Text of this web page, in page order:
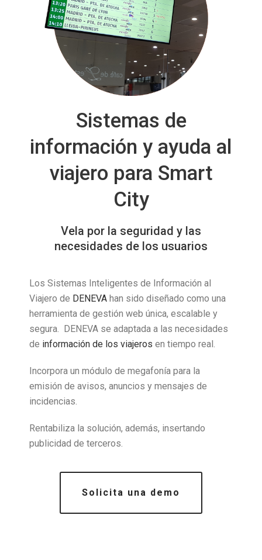
Sistemas de
información y ayuda al
viajero para Smart
City
Vela por la seguridad y las
necesidades de los usuarios
Los Sistemas Inteligentes de Información al
Viajero de DENEVA han sido diseñado como una
herramienta de gestión web única, escalable y
segura. DENEVA se adaptada a las necesidades
de información de los viajeros en tiempo real.
Incorpora un módulo de megafonía para la
emisión de avisos, anuncios y mensajes de
incidencias.
Rentabiliza la solución, además, insertando
publicidad de terceros.
Solicita una demo